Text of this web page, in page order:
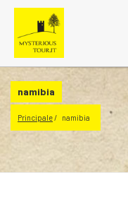
namibia
Principale namibia